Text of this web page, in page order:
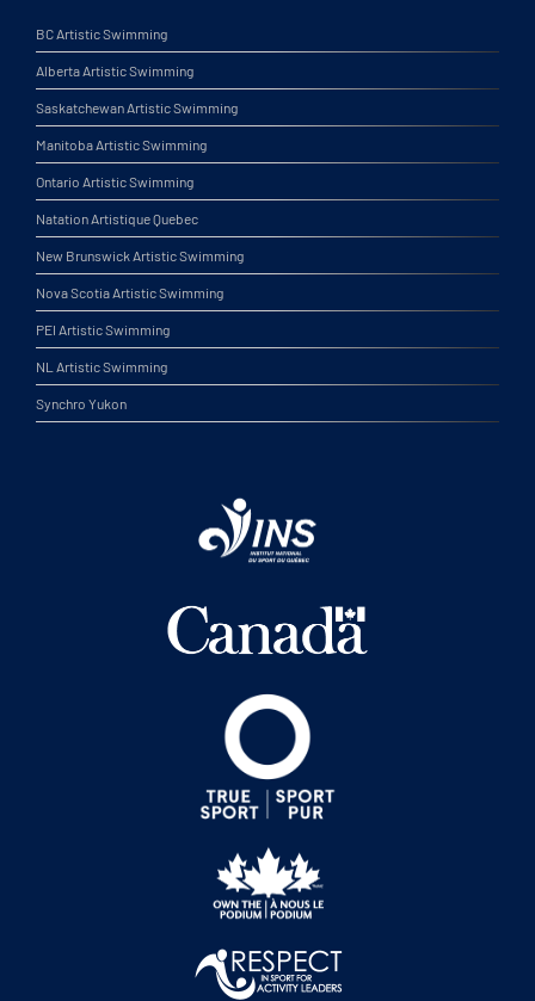
BC Artistic Swimming
Alberta Artistic Swimming
Saskatchewan Artistic Swimming
Manitoba Artistic Swimming
Ontario Artistic Swimming
Natation Artistique Quebec
New Brunswick Artistic Swimming
Nova Scotia Artistic Swimming
PEI Artistic Swimming
NL Artistic Swimming
Synchro Yukon